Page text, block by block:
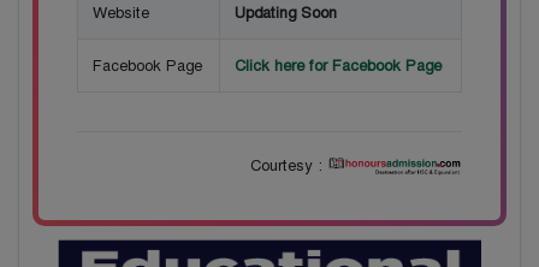
Website Updating Soon
Facebook Page Click here for Facebook Page
Courtesy :